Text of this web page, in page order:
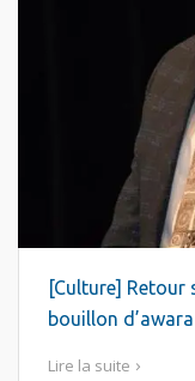
[Culture] Retour
bouillon
Lire la suite